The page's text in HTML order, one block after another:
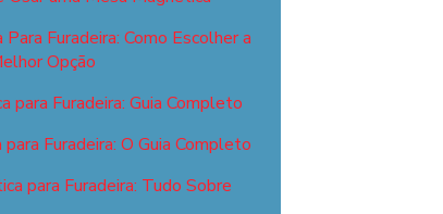
Furadeira: Como Escolher a
Opção
para Furadeira: Guia Completo
Furadeira: O Guia Completo
para Furadeira: Tudo Sobre